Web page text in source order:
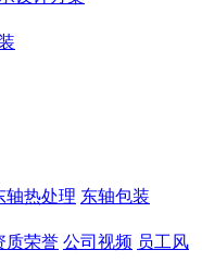
轴热处理 东轴包装
质荣誉 公司视频 员工风